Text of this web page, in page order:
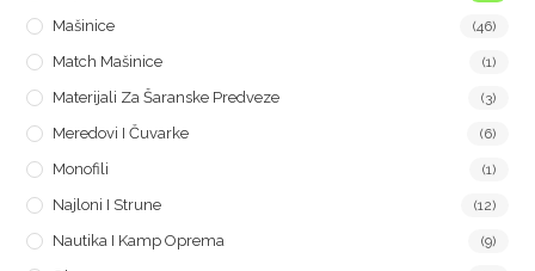
Mašinice (46)
Match Mašinice (1)
Materijali Za Šaranske Predveze (3)
Meredovi I Čuvarke (6)
Monofili (1)
Najloni I Strune (12)
Nautika I Kamp Oprema (9)